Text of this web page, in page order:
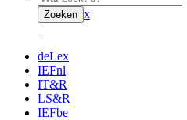
Zoeken x
deLex
IEFnl
IT&R
LS&R
IEFbe